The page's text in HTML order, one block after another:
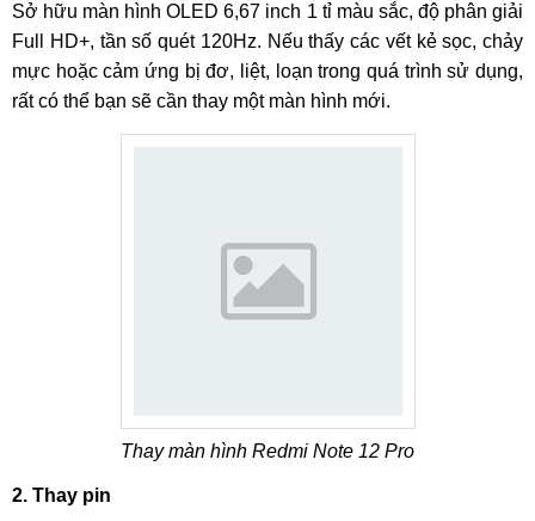
Tiếp nhận Redmi Note 12 Pro từ Khách hàng và
lắng nghe những vấn đề mà khách đang gặp phải.
Bước 2:Kỹ thuật viên tiếp nhận và test máy, đưa ra nguyên
nhân và phương pháp sửa chữa hợp lý.
hàng, kỹ thuật sẽ tiến hành sửa, thay main Xiaomi Redmi
Tắt nguồn, tháo khay SIM, sử dụng máy khò cùng
Tắt nguồn, tháo khay SIM
tiến hành thay thế và sửa chữa
Sở hữu màn hình OLED 6,67 inch 1 tỉ màu sắc, độ phân giải
Full HD+, tần số quét 120Hz. Nếu thấy các vết kẻ sọc, chảy
mực hoặc cảm ứng bị đơ, liệt, loạn trong quá trình sử dụng,
rất có thể bạn sẽ cần thay một màn hình mới.
Thay màn hình Redmi Note 12 Pro
2. Thay pin